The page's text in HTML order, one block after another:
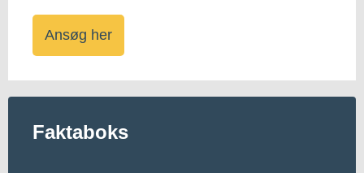
Ansøg her
Faktaboks